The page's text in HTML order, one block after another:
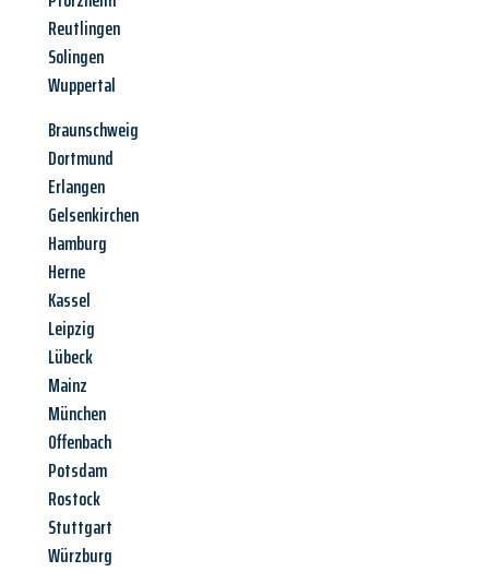
Reutlingen
Solingen
Wuppertal
Braunschweig
Dortmund
Erlangen
Gelsenkirchen
Hamburg
Herne
Kassel
Leipzig
Lübeck
Mainz
München
Offenbach
Potsdam
Rostock
Stuttgart
Würzburg